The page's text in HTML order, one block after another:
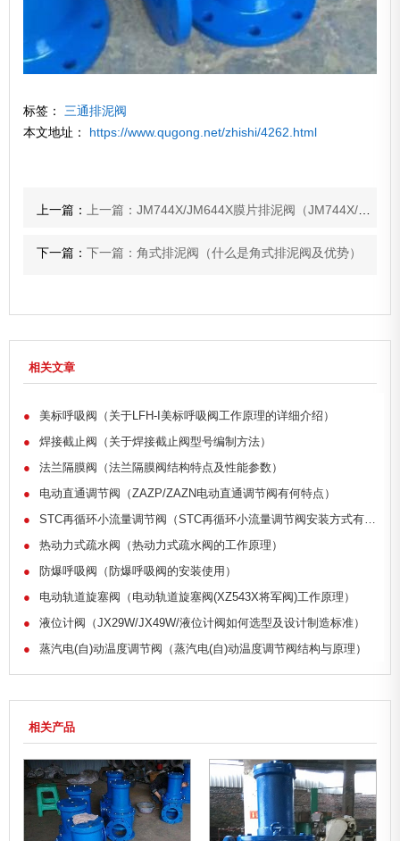
标签： 三通排泥阀
本文地址： https://www.qugong.net/zhishi/4262.html
上一篇： 上一篇：JM744X/JM644X膜片排泥阀（JM744X/JM644X膜片排泥阀有哪些种类）
下一篇：下一篇：角式排泥阀（什么是角式排泥阀及优势）
相关文章
●
美标呼吸阀（关于LFH-I美标呼吸阀工作原理的详细介绍）
●
焊接截止阀（关于焊接截止阀型号编制方法）
●
法兰隔膜阀（法兰隔膜阀结构特点及性能参数）
●
电动直通调节阀（ZAZP/ZAZN电动直通调节阀有何特点）
●
STC再循环小流量调节阀（STC再循环小流量调节阀安装方式有哪些）
●
热动力式疏水阀（热动力式疏水阀的工作原理）
●
防爆呼吸阀（防爆呼吸阀的安装使用）
●
电动轨道旋塞阀（电动轨道旋塞阀(XZ543X将军阀)工作原理）
●
液位计阀（JX29W/JX49W/液位计阀如何选型及设计制造标准）
●
蒸汽电(自)动温度调节阀（蒸汽电(自)动温度调节阀结构与原理）
相关产品